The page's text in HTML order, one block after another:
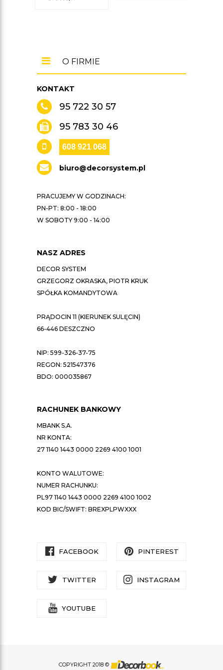
KONTAKT
95 722 30 57
95 783 30 46
608 921 068
biuro@decorsystem.pl
PRACUJEMY W GODZINACH:
PN-PT: 8:00 - 18:00
W SOBOTY 9:00 - 14:00
NASZ ADRES
DECOR SYSTEM
GRZEGORZ OKRASKA, PIOTR KRUK
SPÓŁKA KOMANDYTOWA
PRĄDOCIN 11 (KIERUNEK SULĘCIN)
66-446 DESZCZNO
NIP: 599-326-37-75
REGON: 521547376
BDO: 000035867
O FIRMIE
RACHUNEK BANKOWY
MBANK S.A.
NR KONTA:
27 1140 1443 0000 2269 4100 1001
KONTO WALUTOWE:
NUMER RACHUNKU:
PL97 1140 1443 0000 2269 4100 1002
KOD BIC/SWIFT: BREXPLPWXXX
FACEBOOK PINTEREST
TWITTER INSTAGRAM
YOUTUBE
COPYRIGHT 2018 ©